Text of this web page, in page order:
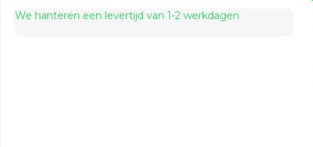
We hanteren een levertijd van 1-2 werkdagen